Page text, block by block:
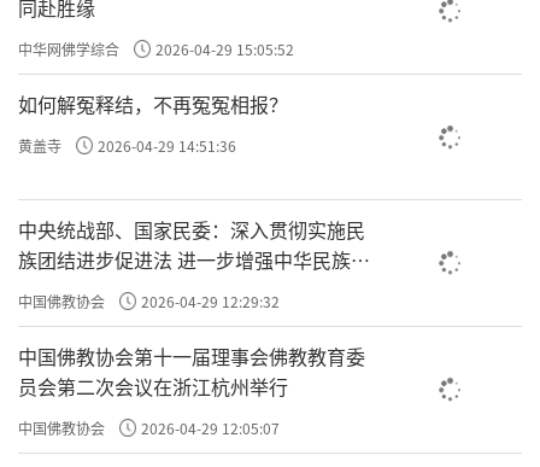
同赴胜缘
中华网佛学综合 2026-04-29 15:05:52
如何解冤释结，不再冤冤相报？
黄盖寺 2026-04-29 14:51:36
中央统战部、国家民委：深入贯彻实施民
族团结进步促进法 进一步增强中华民族凝
聚力向心力
中国佛教协会 2026-04-29 12:29:32
中国佛教协会第十一届理事会佛教教育委
员会第二次会议在浙江杭州举行
中国佛教协会 2026-04-29 12:05:07